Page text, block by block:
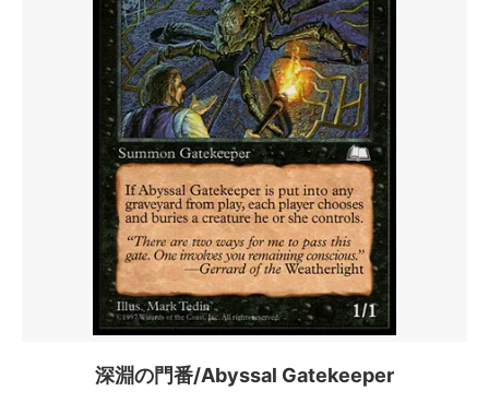
深淵の門番/Abyssal Gatekeeper